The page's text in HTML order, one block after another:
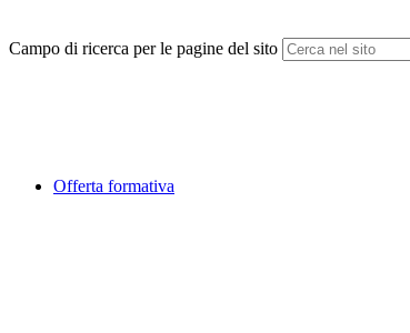
Campo di ricerca per le pagine del sito
Offerta formativa